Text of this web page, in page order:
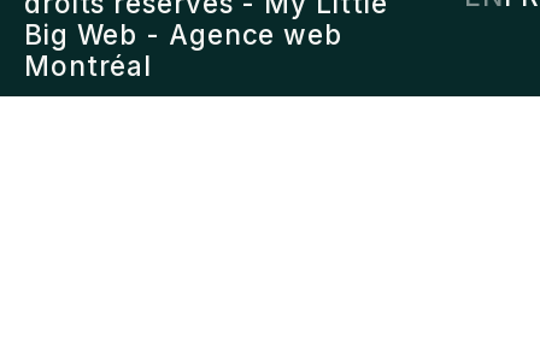
Big Web - Agence web
Montréal